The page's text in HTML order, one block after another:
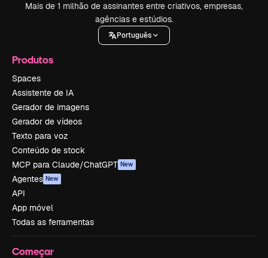
Mais de 1 milhão de assinantes entre criativos, empresas,
agências e estúdios.
Português
Produtos
Spaces
Assistente de IA
Gerador de imagens
Gerador de vídeos
Texto para voz
Conteúdo de stock
MCP para Claude/ChatGPT New
Agentes New
API
App móvel
Todas as ferramentas
Começar